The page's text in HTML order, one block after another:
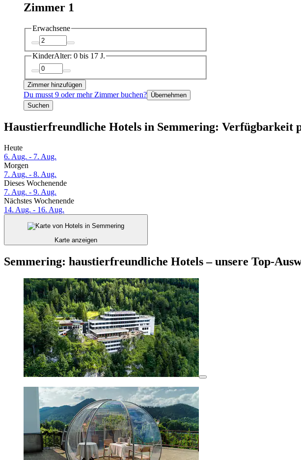
Zimmer 1
Erwachsene
KinderAlter: 0 bis 17 J.
Zimmer hinzufügen
Du musst 9 oder mehr Zimmer buchen? Übernehmen
Suchen
Haustierfreundliche Hotels in Semmering: Verfügbarkeit
Heute
6. Aug. - 7. Aug.
Morgen
7. Aug. - 8. Aug.
Dieses Wochenende
7. Aug. - 9. Aug.
Nächstes Wochenende
14. Aug. - 16. Aug.
Karte anzeigen
Semmering: haustierfreundliche Hotels – unsere Top-